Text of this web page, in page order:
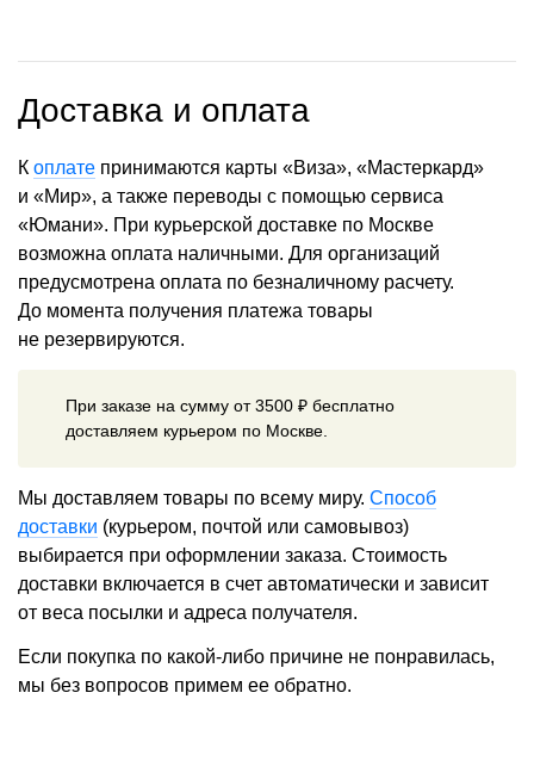
Доставка и оплата
К оплате принимаются карты «Виза», «Мастеркард»
и «Мир», а также переводы с помощью сервиса
«Юмани». При курьерской доставке по Москве
возможна оплата наличными. Для организаций
предусмотрена оплата по безналичному расчету.
До момента получения платежа товары
не резервируются.
При заказе на сумму от 3500 ₽ бесплатно
доставляем курьером по Москве.
Мы доставляем товары по всему миру. Способ
доставки (курьером, почтой или самовывоз)
выбирается при оформлении заказа. Стоимость
доставки включается в счет автоматически и зависит
от веса посылки и адреса получателя.
Если покупка по какой-либо причине не понравилась,
мы без вопросов примем ее обратно.